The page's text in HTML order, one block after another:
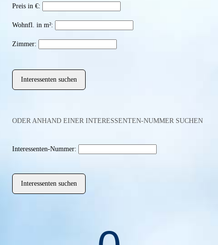
Preis in €:
Wohnfl. in m²:
Zimmer:
ODER ANHAND EINER INTERESSENTEN-NUMMER SUCHEN
Interessenten-Nummer: